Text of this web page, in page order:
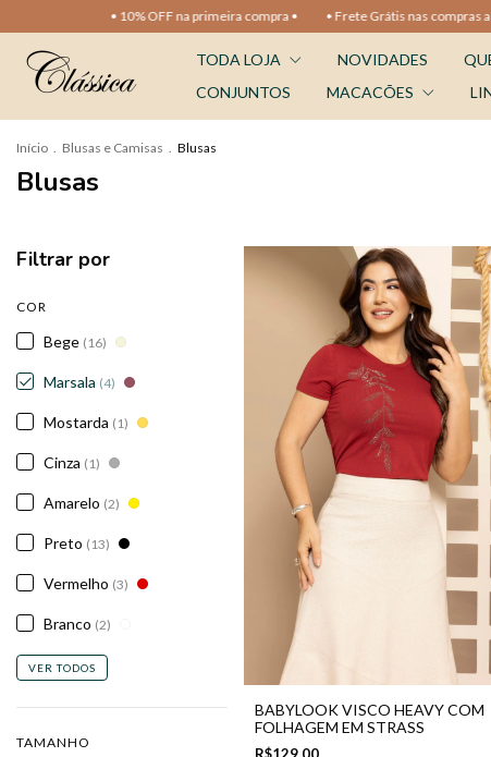
• 10% OFF na primeira compra • • Frete Grátis nas compras acima de
TODA LOJA NOVIDADES
CONJUNTOS
MACACÕES
Início . Blusas e Camisas . Blusas
Blusas
Filtrar por
COR
Bege (16)
Marsala (4)
Mostarda (1)
Cinza (1)
Amarelo (2)
Preto (13)
Vermelho (3)
Branco (2)
VER TODOS
TAMANHO
BABYLOOK VISCO HEAVY COM
FOLHAGEM EM STRASS